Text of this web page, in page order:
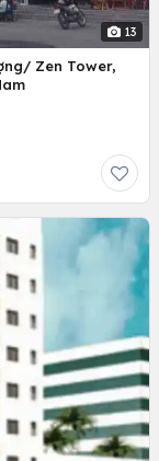
13
Zen Tower,